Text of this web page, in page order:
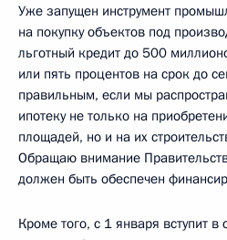
Уже запущен инструмент
на покупку объектов под
льготный кредит до 500
или пять процентов на срок до
правильным, если мы
ипотеку не только на
площадей, но и на их
Обращаю внимание
должен быть обеспечен
Кроме того, с 1 января вступит в